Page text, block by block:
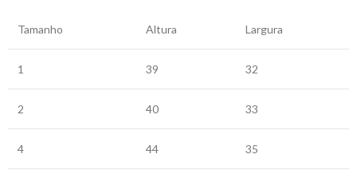
Tamanho Altura Largura
1 39 32
2 40 33
4 44 35